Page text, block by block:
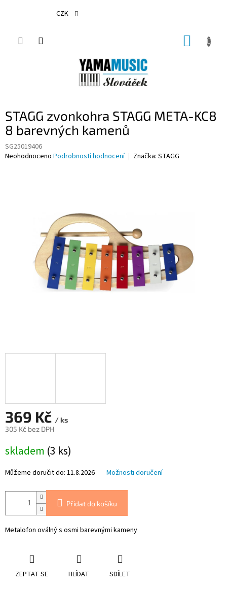
CZK
STAGG zvonkohra STAGG META-KC8
8 barevných kamenů
SG25019406
Průměrné
Neohodnoceno Podrobnosti hodnocení Značka: STAGG
369 Kč / ks
305 Kč bez DPH
cena:
skladem (3 ks)
Můžeme doručit do: 11.8.2026 Možnosti doručení
Přidat do košíku
Metalofon oválný s osmi barevnými kameny
ZEPTAT SE HLÍDAT SDÍLET